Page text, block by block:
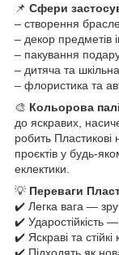
📌 Сфери
– створення
– декор предметів
– пакування
– дитяча та шкільна
– флористика та
🎨 Кольорова
до яскравих,
робить
проєктів у будь-
еклектики.
💡 Переваги
✔️ Легка вага —
✔️ Ударостійкість
✔️ Яскраві та стійкі